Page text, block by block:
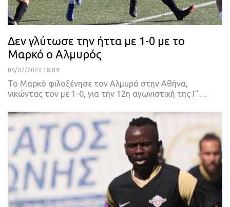
Δεν γλύτωσε την ήττα με 1-0 με το
Μαρκό ο Αλμυρός
04/02/2023 18:04
Το Μαρκό φιλοξένησε τον Αλμυρό στην Αθήνα,
νικώντας τον με 1-0, για την 12η αγωνιστική της Γ’…